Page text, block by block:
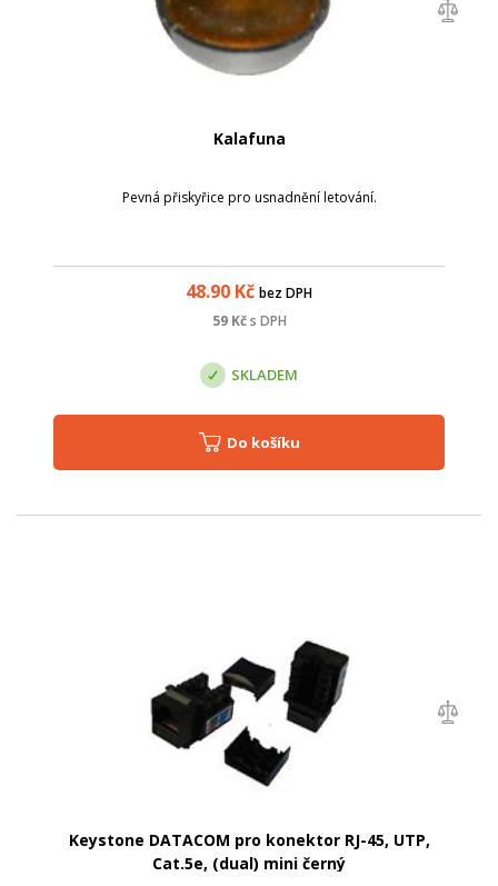
Kalafuna
Pevná přiskyřice pro usnadnění letování.
48.90 Kč bez DPH
59Kč s DPH
SKLADEM
Do košíku
Keystone DATACOM pro konektor RJ-45, UTP,
Cat.5e, (dual) mini černý